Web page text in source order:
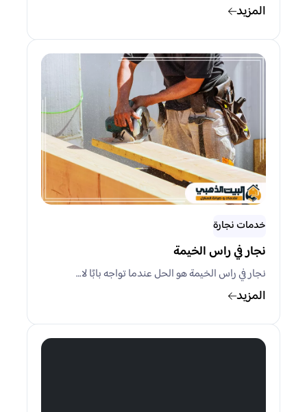
المزيد
خدمات نجارة
نجار في راس الخيمة
نجار في راس الخيمة هو الحل عندما تواجه بابًا لا…
المزيد